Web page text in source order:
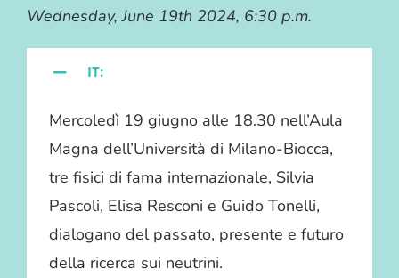
Wednesday, June 19th 2024, 6:30 p.m.
IT:
Mercoledì 19 giugno alle 18.30 nell’Aula
Magna dell’Università di Milano-Biocca,
tre fisici di fama internazionale, Silvia
Pascoli, Elisa Resconi e Guido Tonelli,
dialogano del passato, presente e futuro
della ricerca sui neutrini.